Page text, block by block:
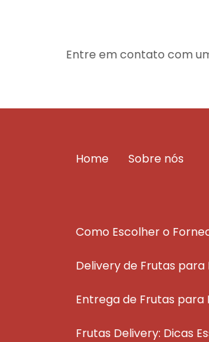
Entre em contato com
Home Sobre nós
Como Escolher o
Delivery de Frutas
Entrega de Frutas
Frutas Delivery: Dicas